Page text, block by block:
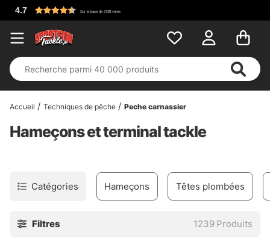
Accueil Techniques de pêche Peche carnassier
Hameçons et terminal tackle
Catégories Hameçons Têtes plombées
Filtres 1239 Produits